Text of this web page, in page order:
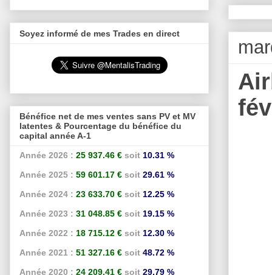
Soyez informé de mes Trades en direct
Bénéfice net de mes ventes sans PV et MV
latentes & Pourcentage du bénéfice du
capital année A-1
Année 2026 : 25 937.46 € soit 10.31 %
Année 2025 : 59 601.17 € soit 29.61 %
Année 2024 : 23 633.70 € soit 12.25 %
Année 2023 : 31 048.85 € soit 19.15 %
Année 2022 : 18 715.12 € soit 12.30 %
Année 2021 : 51 327.16 € soit 48.72 %
Année 2020 : 24 209.41 € soit 29.79 %